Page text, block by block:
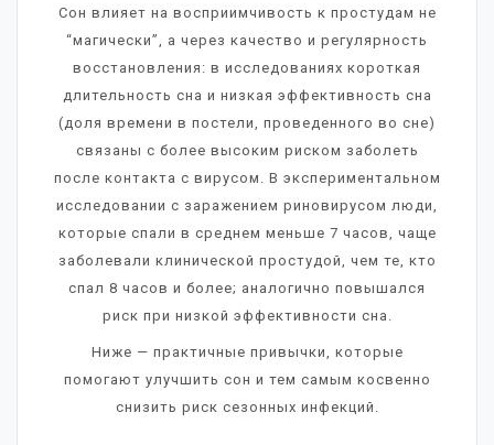
Сон влияет на восприимчивость к простудам не
“магически”, а через качество и регулярность
восстановления: в исследованиях короткая
длительность сна и низкая эффективность сна
(доля времени в постели, проведенного во сне)
связаны с более высоким риском заболеть
после контакта с вирусом. В экспериментальном
исследовании с заражением риновирусом люди,
которые спали в среднем меньше 7 часов, чаще
заболевали клинической простудой, чем те, кто
спал 8 часов и более; аналогично повышался
риск при низкой эффективности сна.
Ниже — практичные привычки, которые
помогают улучшить сон и тем самым косвенно
снизить риск сезонных инфекций.